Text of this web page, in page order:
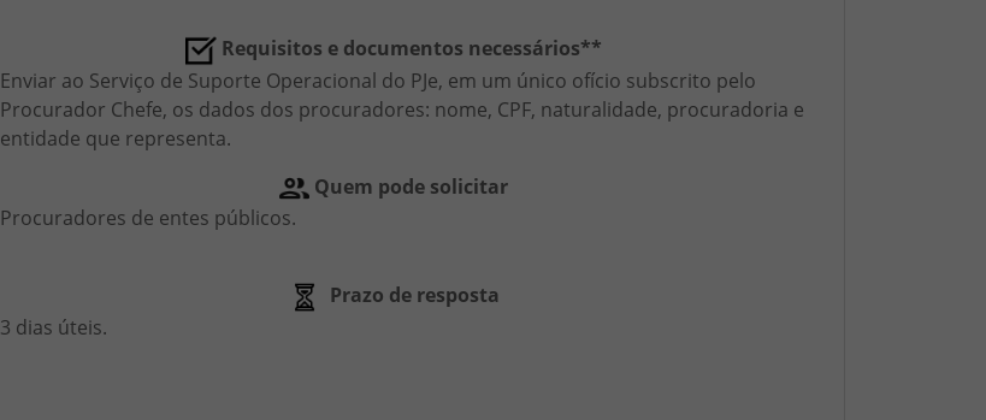
Requisitos e documentos necessários**
Enviar ao Serviço de Suporte Operacional do PJe, em um único ofício subscrito pelo
Procurador Chefe, os dados dos procuradores: nome, CPF, naturalidade, procuradoria e
entidade que representa.
Quem pode solicitar
Procuradores de entes públicos.
Prazo de resposta
3 dias úteis.